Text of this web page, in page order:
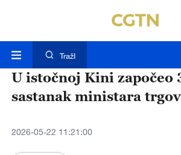
TražI
U istočnoj Kini započeo
sastanak ministara
2026-05-22 11:21:00